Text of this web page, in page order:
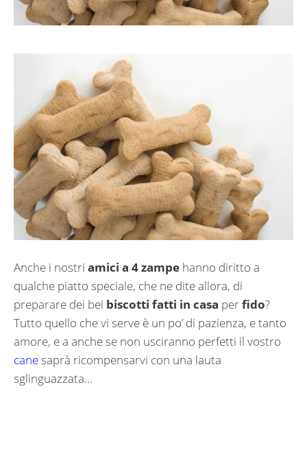
Anche i nostri amici a 4 zampe hanno diritto a
qualche piatto speciale, che ne dite allora, di
preparare dei bei biscotti fatti in casa perfido?
Tutto quello che vi serve è un po’ di pazienza, e tanto
amore, e a anche se non usciranno perfetti il vostro
canesaprà ricompensarvi con una lauta
sglinguazzata…